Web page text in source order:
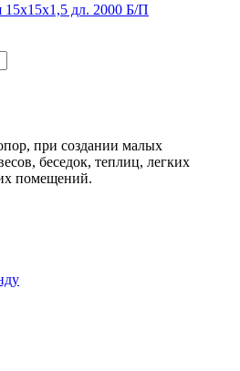
15х15х1,5 дл. 2000 Б/П
при создании малых
беседок, теплиц, легких
помещений.